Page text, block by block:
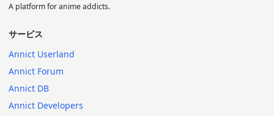
A platform for anime addicts.
サービス
Annict Userland
Annict Forum
Annict DB
Annict Developers